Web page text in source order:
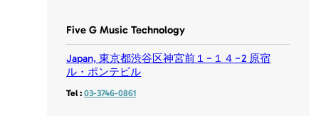
Five G Music Technology
Japan, 東京都渋谷区神宮前１−１４−2 原宿
ル・ポンテビル
Tel :03-3746-0861